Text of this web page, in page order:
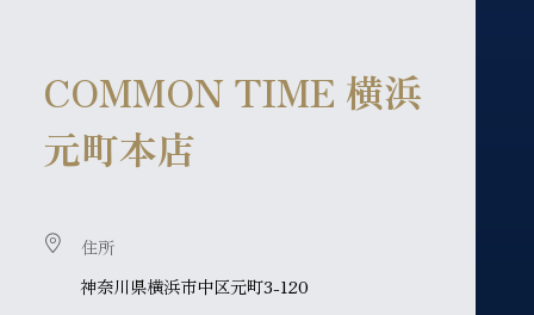
COMMON TIME 横浜
元町本店
住所
神奈川県横浜市中区元町3-120